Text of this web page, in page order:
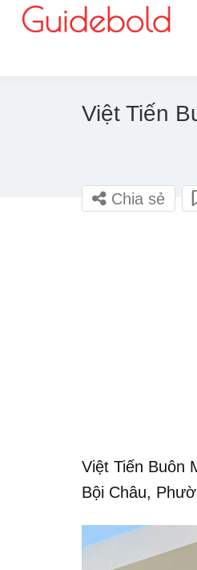
Việt Tiến
Chia sẻ
Việt Tiến Buôn
Bội Châu,